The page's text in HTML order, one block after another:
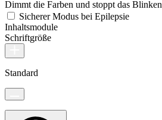
Dimmt die Farben und stoppt das Blinken
Sicherer Modus bei Epilepsie
Inhaltsmodule
Schriftgröße
Standard